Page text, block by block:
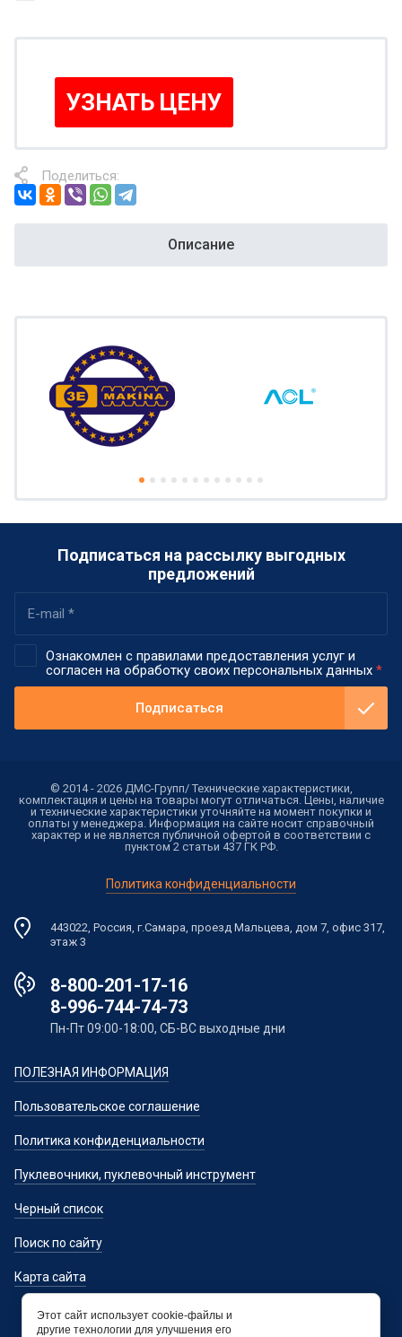
УЗНАТЬ ЦЕНУ
Поделиться:
Описание
Подписаться на рассылку выгодных
предложений
Ознакомлен с правилами предоставления услуг и
согласен на обработку своих персональных данных *
Подписаться
© 2014 - 2026 ДМС-Групп/ Технические характеристики,
комплектация и цены на товары могут отличаться. Цены, наличие
и технические характеристики уточняйте на момент покупки и
оплаты у менеджера. Информация на сайте носит справочный
характер и не является публичной офертой в соответствии с
пунктом 2 статьи 437 ГК РФ.
Политика конфиденциальности
443022, Россия, г.Самара, проезд Мальцева, дом 7, офис 317,
этаж 3
8-800-201-17-16
8-996-744-74-73
Пн-Пт 09:00-18:00, СБ-ВС выходные дни
ПОЛЕЗНАЯ ИНФОРМАЦИЯ
Пользовательское соглашение
Политика конфиденциальности
Пуклевочники, пуклевочный инструмент
Черный список
Поиск по сайту
Карта сайта
Этот сайт использует cookie-файлы и
другие технологии для улучшения его